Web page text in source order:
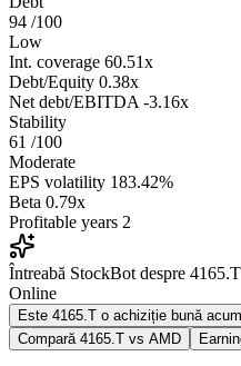
94 /100
Low
Int. coverage 60.51x
Debt/Equity 0.38x
Net debt/EBITDA -3.16x
Stability
61 /100
Moderate
EPS volatility 183.42%
Beta 0.79x
Profitable years 2
Întreabă StockBot despre 4165.T
Online
Este 4165.T o achiziție bună
Compară 4165.T vs AMD